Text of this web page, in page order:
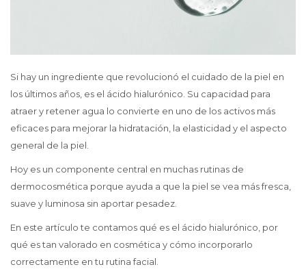
Si hay un ingrediente que revolucionó el cuidado de la piel en
los últimos años, es el ácido hialurónico. Su capacidad para
atraer y retener agua lo convierte en uno de los activos más
eficaces para mejorar la hidratación, la elasticidad y el aspecto
general de la piel.
Hoy es un componente central en muchas rutinas de
dermocosmética porque ayuda a que la piel se vea más fresca,
suave y luminosa sin aportar pesadez.
En este artículo te contamos qué es el ácido hialurónico, por
qué es tan valorado en cosmética y cómo incorporarlo
correctamente en tu rutina facial.